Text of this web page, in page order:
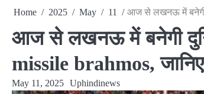
Home 2025 May 11 आज से लखनऊ में बनेगी
आज से लखनऊ में बनेगी
missile brahmos,
May 11, 2025 Uphindinews